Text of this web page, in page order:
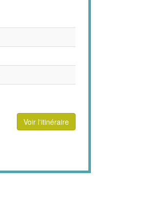
Voir l'itinéraire